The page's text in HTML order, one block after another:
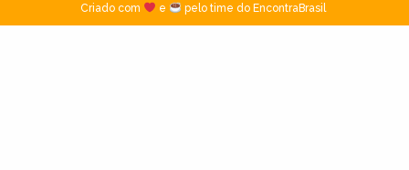
Criado com
e pelo time do EncontraBrasil